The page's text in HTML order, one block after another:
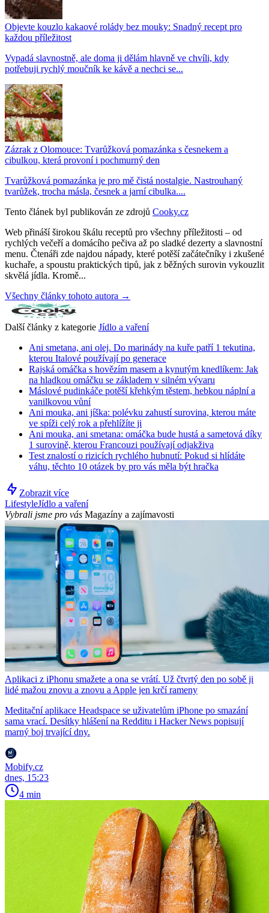
Objevte kouzlo kakaové rolády bez mouky: Snadný recept pro
každou příležitost
Vypadá slavnostně, ale doma ji dělám hlavně ve chvíli, kdy
potřebuji rychlý moučník ke kávě a nechci se...
Zázrak z Olomouce: Tvarůžková pomazánka s česnekem a
cibulkou, která provoní i pochmurný den
Tvarůžková pomazánka je pro mě čistá nostalgie. Nastrouhaný
tvarůžek, trocha másla, česnek a jarní cibulka....
Tento článek byl publikován ze zdrojů Cooky.cz
Web přináší širokou škálu receptů pro všechny příležitosti – od
rychlých večeří a domácího pečiva až po sladké dezerty a slavnostní
menu. Čtenáři zde najdou nápady, které potěší začátečníky i zkušené
kuchaře, a spoustu praktických tipů, jak z běžných surovin vykouzlit
skvělá jídla. Kromě...
Všechny články tohoto autora →
Další články z kategorie Jídlo a vaření
Ani smetana, ani olej. Do marinády na kuře patří 1 tekutina,
kterou Italové používají po generace
Rajská omáčka s hovězím masem a kynutým knedlíkem: Jak
na hladkou omáčku se základem v silném vývaru
Máslové pudinkáče potěší křehkým těstem, hebkou náplní a
vanilkovou vůní
Ani mouka, ani jíška: polévku zahustí surovina, kterou máte
ve spíži celý rok a přehlížíte ji
Ani mouka, ani smetana: omáčka bude hustá a sametová díky
1 surovině, kterou Francouzi používají odjakživa
Test znalostí o rizicích rychlého hubnutí: Pokud si hlídáte
váhu, těchto 10 otázek by pro vás měla být hračka
Zobrazit více
LifestyleJídlo a vaření
Vybrali jsme pro vás Magazíny a zajímavosti
Aplikaci z iPhonu smažete a ona se vrátí. Už čtvrtý den po sobě ji
lidé mažou znovu a znovu a Apple jen krčí rameny
Meditační aplikace Headspace se uživatelům iPhone po smazání
sama vrací. Desítky hlášení na Redditu i Hacker News popisují
marný boj trvající dny.
Mobify.cz
dnes, 15:23
4 min